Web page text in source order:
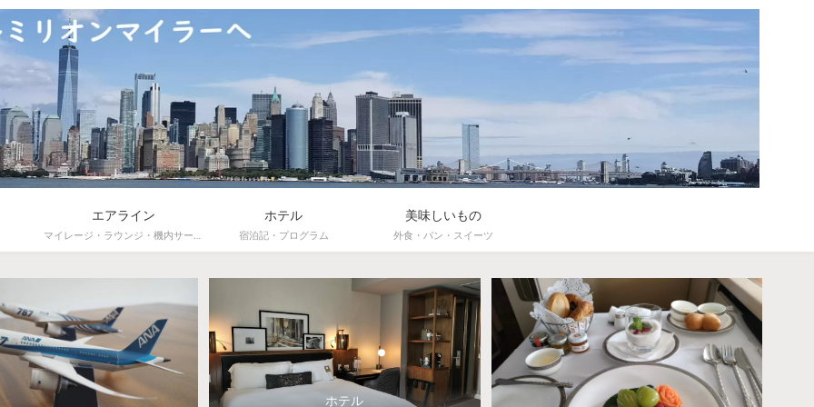
エアライン
マイレージ・ラウンジ・機内サービス
ホテル
宿泊記・プログラム
美味しいもの
外食・パン・スイーツ
ホテル